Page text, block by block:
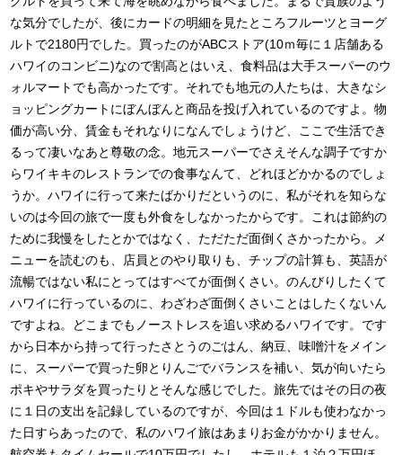
な気分でしたが、後にカードの明細を見たところフルーツとヨーグ
ルトで2180円でした。買ったのがABCストア(10ｍ毎に１店舗ある
ハワイのコンビニ)なので割高とはいえ、食料品は大手スーパーのウ
ォルマートでも高かったです。それでも地元の人たちは、大きなシ
ョッピングカートにぼんぼんと商品を投げ入れているのですよ。物
価が高い分、賃金もそれなりになんでしょうけど、ここで生活でき
るって凄いなあと尊敬の念。地元スーパーでさえそんな調子ですか
らワイキキのレストランでの食事なんて、どれほどかかるのでしょ
うか。ハワイに行って来たばかりだというのに、私がそれを知らな
いのは今回の旅で一度も外食をしなかったからです。これは節約の
ために我慢をしたとかではなく、ただただ面倒くさかったから。メ
ニューを読むのも、店員とのやり取りも、チップの計算も、英語が
流暢ではない私にとってはすべてが面倒くさい。のんびりしたくて
ハワイに行っているのに、わざわざ面倒くさいことはしたくないん
ですよね。どこまでもノーストレスを追い求めるハワイです。です
から日本から持って行ったさとうのごはん、納豆、味噌汁をメイン
に、スーパーで買った卵とりんごでバランスを補い、気が向いたら
ポキやサラダを買ったりとそんな感じでした。旅先ではその日の夜
に１日の支出を記録しているのですが、今回は１ドルも使わなかっ
た日すらあったので、私のハワイ旅はあまりお金がかかりません。